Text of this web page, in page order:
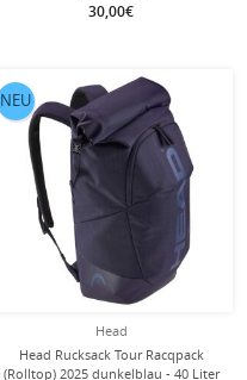
30,00€
Head
Head Rucksack Tour Racqpack
(Rolltop) 2025 dunkelblau - 40 Liter
NEU